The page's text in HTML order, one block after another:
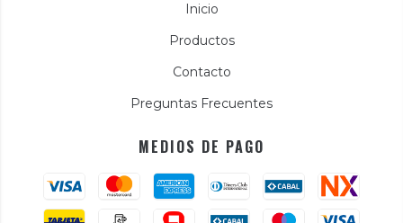
Inicio
Productos
Contacto
Preguntas Frecuentes
MEDIOS DE PAGO